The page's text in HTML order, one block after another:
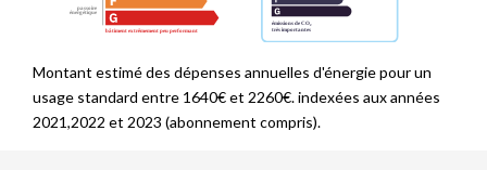
Montant estimé des dépenses annuelles d'énergie pour un
usage standard entre 1640€ et 2260€. indexées aux années
2021,2022 et 2023 (abonnement compris).